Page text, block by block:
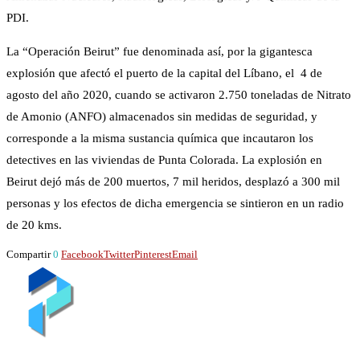
PDI.
La “Operación Beirut” fue denominada así, por la gigantesca
explosión que afectó el puerto de la capital del Líbano, el 4 de
agosto del año 2020, cuando se activaron 2.750 toneladas de Nitrato
de Amonio (ANFO) almacenados sin medidas de seguridad, y
corresponde a la misma sustancia química que incautaron los
detectives en las viviendas de Punta Colorada. La explosión en
Beirut dejó más de 200 muertos, 7 mil heridos, desplazó a 300 mil
personas y los efectos de dicha emergencia se sintieron en un radio
de 20 kms.
Compartir 0 FacebookTwitterPinterestEmail